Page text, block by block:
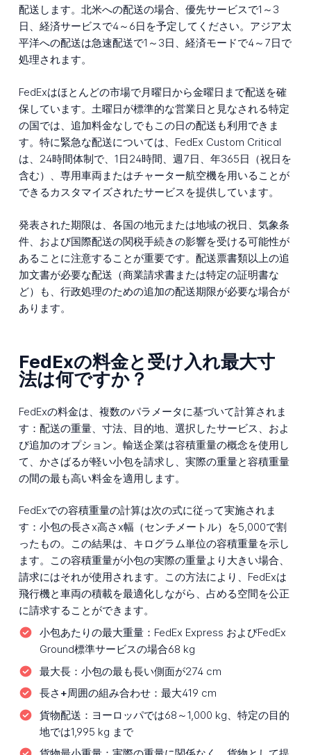
配送します。北米への配送の場合、優先サービスで1～3
日、経済サービスで4～6日を予定してください。アジア太
平洋への配送は急速配送で1～3日、経済モードで4～7日で
処理されます。
FedExはほとんどの市場で月曜日から金曜日まで配送を確
保しています。土曜日が標準的な営業日と見なされる特定
の国では、追加料金なしでもこの日の配送も利用できま
す。特に緊急な配送については、FedEx Custom Critical
は、24時間体制で、1日24時間、週7日、年365日（祝日を
含む）、専用車両またはチャーター航空機を用いることが
できるカスタマイズされたサービスを提供しています。
発表された期限は、各国の地元または地域の祝日、気象条
件、および国際配送の関税手続きの影響を受ける可能性が
あることに注意することが重要です。配送票書類以上の追
加文書が必要な配送（商業請求書または特定の証明書な
ど）も、行政処理のための追加の配送期限が必要な場合が
あります。
FedExの料金と受け入れ最大寸
法は何ですか？
FedExの料金は、複数のパラメータに基づいて計算されま
す：配送の重量、寸法、目的地、選択したサービス、およ
び追加のオプション。輸送企業は容積重量の概念を使用し
て、かさばるが軽い小包を請求し、実際の重量と容積重量
の間の最も高い料金を適用します。
FedExでの容積重量の計算は次の式に従って実施されま
す：小包の長さx高さx幅（センチメートル）を5,000で割
ったもの。この結果は、キログラム単位の容積重量を示し
ます。この容積重量が小包の実際の重量より大きい場合、
請求にはそれが使用されます。この方法により、FedExは
飛行機と車両の積載を最適化しながら、占める空間を公正
に請求することができます。
小包あたりの最大重量： FedEx Express およびFedEx
Ground標準サービスの場合68 kg
最大長： 小包の最も長い側面が274 cm
長さ+周囲の組み合わせ： 最大419 cm
貨物配送： ヨーロッパでは68～1,000 kg、特定の目的
地では1,995 kg まで